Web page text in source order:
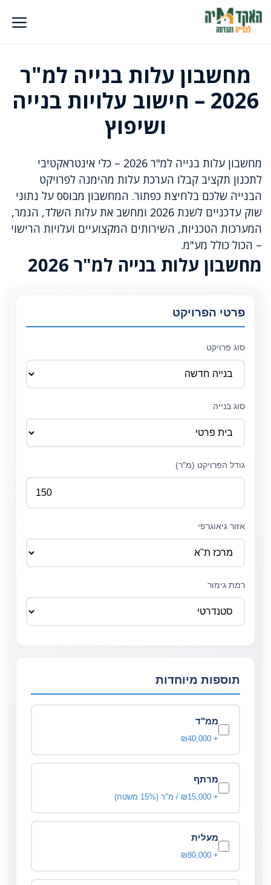
לדלג
לתוכן
מחשבון עלות בנייה למ"ר
2026 – חישוב עלויות בנייה
ושיפוץ
מחשבון עלות בנייה למ"ר 2026 – כלי אינטראקטיבי
לתכנון תקציב קבלו הערכת עלות מהימנה לפרויקט
הבנייה שלכם בלחיצת כפתור. המחשבון מבוסס על נתוני
שוק עדכניים לשנת 2026 ומחשב את עלות השלד, הגמר,
המערכות הטכניות, השירותים המקצועיים ועלויות הרישוי
– הכול כולל מע"מ.
מחשבון עלות בנייה למ"ר 2026
פרטי הפרויקט
סוג פרויקט
סוג בנייה
גודל הפרויקט (מ"ר)
אזור גיאוגרפי
רמת גימור
תוספות מיוחדות
ממ"ד
+ ₪40,000
מרתף
+ ₪15,000 / מ"ר (15% משטח)
מעלית
+ ₪80,000